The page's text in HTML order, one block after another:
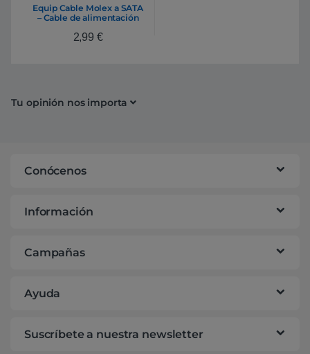
Equip Cable Molex a SATA
– Cable de alimentación
2,99 €
Tu opinión nos importa
Conócenos
Información
Campañas
Ayuda
Suscríbete a nuestra newsletter